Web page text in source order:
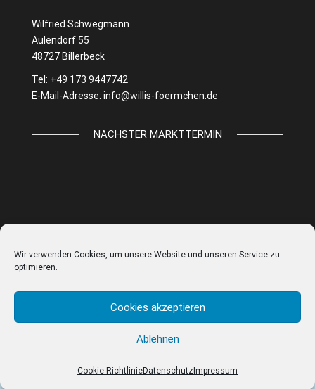
Wir verwenden Cookies, um unsere Website und unseren Service zu
optimieren.
Cookies akzeptieren
Ablehnen
Cookie-RichtlinieDatenschutz Impressum
Wilfried Schwegmann
Aulendorf 55
48727 Billerbeck
Tel: +49 173 9447742
E-Mail-Adresse: info@willis-foermchen.de
NÄCHSTER MARKTTERMIN
IMPRESSUM